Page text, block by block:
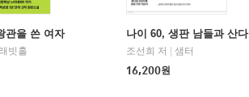
관을 쓴 여자
빗홀
나이 60, 생판 남들과 산다
조선희 저
샘터
16,200원